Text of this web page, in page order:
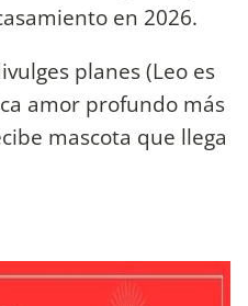
en 2026.
planes (Leo es
amor profundo más
mascota que llega